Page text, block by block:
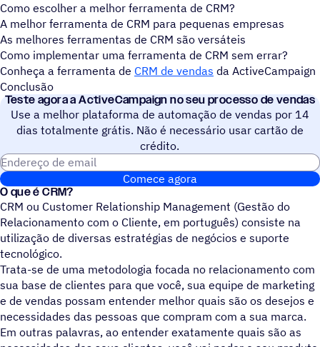
Como escolher a melhor ferramenta de CRM?
A melhor ferramenta de CRM para pequenas empresas
As melhores ferramentas de CRM são versáteis
Como implementar uma ferramenta de CRM sem errar?
Conheça a ferramenta de CRM de vendas da ActiveCampaign
Conclusão
Teste agora a ActiveCampaign no seu processo de vendas
Use a melhor plataforma de automação de vendas por 14
dias totalmente grátis. Não é necessário usar cartão de
crédito.
Comece agora
O que é CRM?
CRM ou Customer Relationship Management (Gestão do
Relacionamento com o Cliente, em português) consiste na
utilização de diversas estratégias de negócios e suporte
tecnológico.
Trata-se de uma metodologia focada no relacionamento com
sua base de clientes para que você, sua equipe de marketing
e de vendas possam entender melhor quais são os desejos e
necessidades das pessoas que compram com a sua marca.
Em outras palavras, ao entender exatamente quais são as